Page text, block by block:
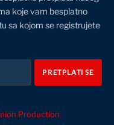
koje vam besplatno
sa kojom se registrujete
Production